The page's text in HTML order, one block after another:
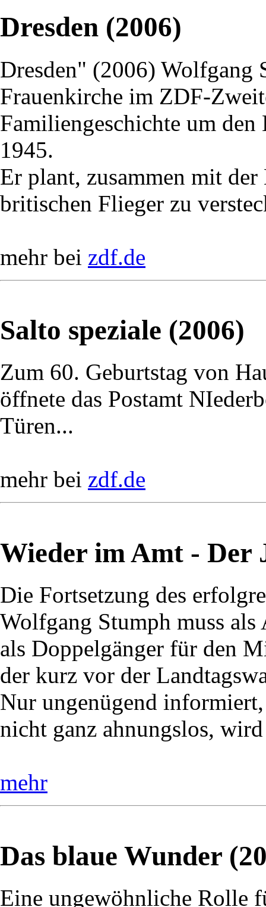
Dresden (2006)
Dresden" (2006) Wolfgang
Frauenkirche im ZDF-
Familiengeschichte um
1945.
Er plant, zusammen mit
britischen Flieger zu
mehr bei zdf.de
Salto speziale (2006)
Zum 60. Geburtstag von
öffnete das Postamt
Türen...
mehr bei zdf.de
Wieder im Amt - Der
Die Fortsetzung des
Wolfgang Stumph muss
als Doppelgänger für den
der kurz vor der
Nur ungenügend
nicht ganz ahnungslos,
mehr
Das blaue Wunder
Eine ungewöhnliche Rolle